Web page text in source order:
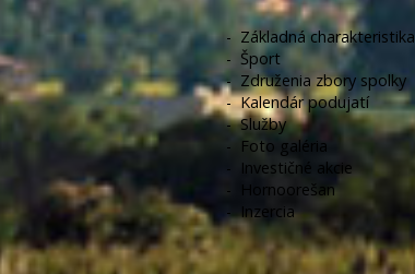
- Základná charakteristika
- Šport
- Združenia zbory spolky
-Kalendár podujatí
-Služby
- Foto galéria
- Investičné akcie
-
Hornoorešan
-
Inzercia